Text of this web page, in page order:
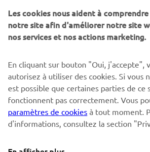
spéciaux, les lancements de produits, etc.
S'ABONNER
Lisez notre politique de confidentialité pour
nous traitons vos données personnelles :
Confidentialité
Les cookies nous aident à
notre site afin d'améliorer notre site
nos services et nos actions marketing.
En cliquant sur bouton "Oui, j'accepte",
autorisez à utiliser des cookies. Si vous
est possible que certaines parties de ce
fonctionnent pas correctement. Vous
paramètres de cookies à tout moment.
d'informations, consultez la section